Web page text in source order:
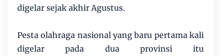
digelar sejak akhir Agustus.
Pesta olahraga nasional yang baru pertama kali
digelar pada dua provinsi itu